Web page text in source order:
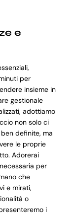
e
per
insieme in
gestionale
adottiamo
non solo ci
definite, ma
le proprie
Adorerai
per
che
e mirati,
o
i